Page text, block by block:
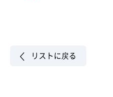
リストに戻る